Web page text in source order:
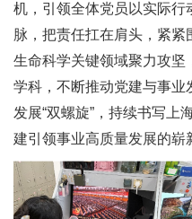
机，引领全体党员以实际行
脉，把责任扛在肩头，紧紧
生命科学关键领域聚力攻
学科，不断推动党建与事
发展“双螺旋”，持续书写上
建引领事业高质量发展的崭